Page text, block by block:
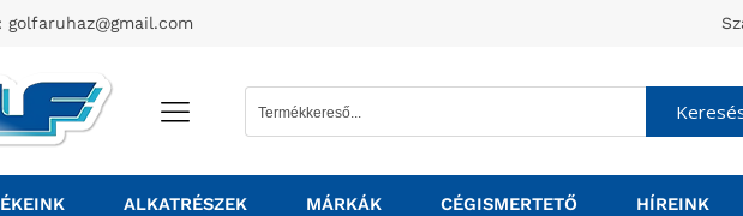
golfaruhaz@gmail.com
ALKATRÉSZEK MÁRKÁK CÉGISMERTETŐ HÍREINK